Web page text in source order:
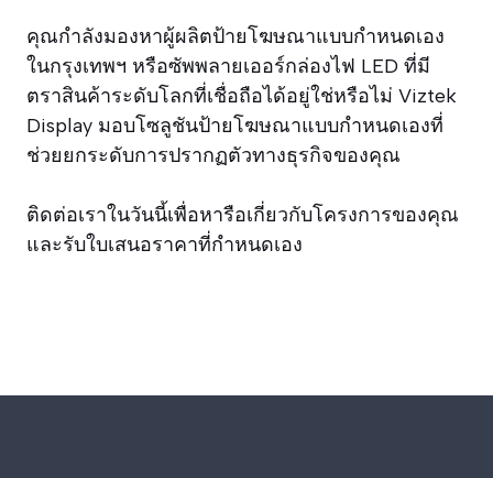
คุณกำลังมองหาผู้ผลิตป้ายโฆษณาแบบกำหนดเอง
ในกรุงเทพฯ หรือซัพพลายเออร์กล่องไฟ LED ที่มี
ตราสินค้าระดับโลกที่เชื่อถือได้อยู่ใช่หรือไม่ Viztek
Display มอบโซลูชันป้ายโฆษณาแบบกำหนดเองที่
ช่วยยกระดับการปรากฏตัวทางธุรกิจของคุณ
ติดต่อเราในวันนี้เพื่อหารือเกี่ยวกับโครงการของคุณ
และรับใบเสนอราคาที่กำหนดเอง